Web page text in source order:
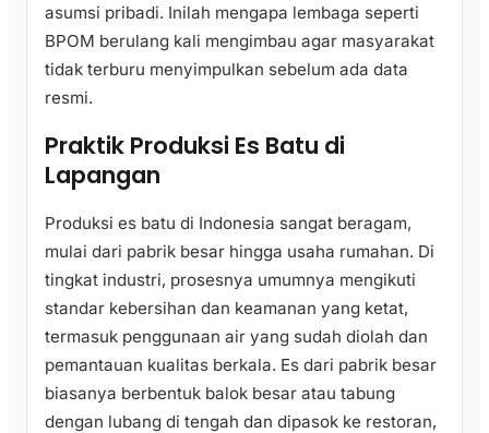
asumsi pribadi. Inilah mengapa lembaga seperti
BPOM berulang kali mengimbau agar masyarakat
tidak terburu menyimpulkan sebelum ada data
resmi.
Praktik Produksi Es Batu di
Lapangan
Produksi es batu di Indonesia sangat beragam,
mulai dari pabrik besar hingga usaha rumahan. Di
tingkat industri, prosesnya umumnya mengikuti
standar kebersihan dan keamanan yang ketat,
termasuk penggunaan air yang sudah diolah dan
pemantauan kualitas berkala. Es dari pabrik besar
biasanya berbentuk balok besar atau tabung
dengan lubang di tengah dan dipasok ke restoran,